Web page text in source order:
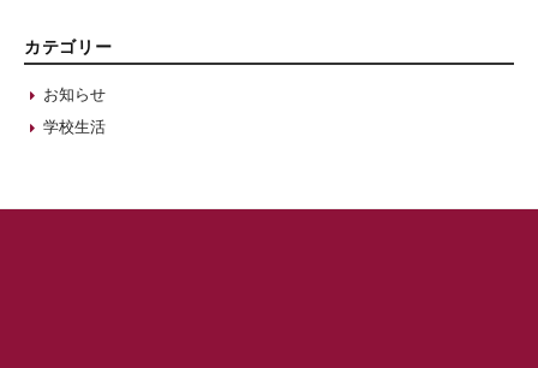
カテゴリー
お知らせ
学校生活